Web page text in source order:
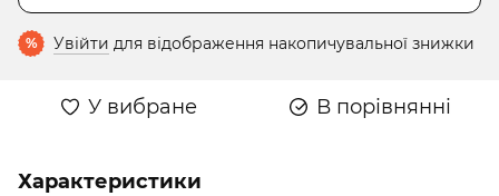
% Увійти для відображення накопичувальної знижки
У вибране В порівнянні
Характеристики